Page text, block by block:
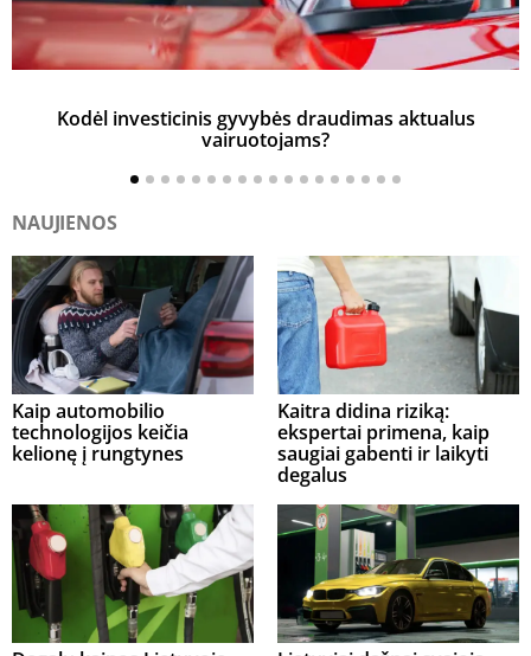
Kodėl investicinis gyvybės draudimas aktualus
vairuotojams?
NAUJIENOS
Kaip automobilio
technologijos keičia
kelionę į rungtynes
Kaitra didina riziką:
ekspertai primena, kaip
saugiai gabenti ir laikyti
degalus